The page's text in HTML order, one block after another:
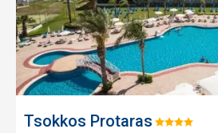
Tsokkos Protaras Hodnotenie: